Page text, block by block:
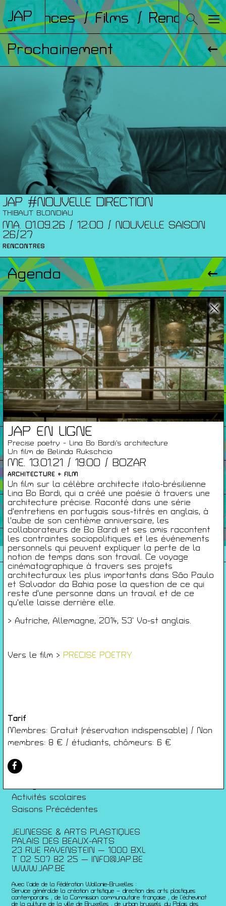
JAP EN LIGNE
Precise poetry - Lina Bo Bardi’s architecture
Un film de Belinda Rukschcio
ME. 13.01.21 / 19:00 / BOZAR
ARCHITECTURE + FILM
Un film sur la célèbre architecte italo-brésilienne
Lina Bo Bardi, qui a créé une poésie à travers une
architecture précise. Raconté dans une série
d'entretiens en portugais sous-titrés en anglais, à
l'aube de son centième anniversaire, les
collaborateurs de Bo Bardi et ses amis racontent
les contraintes sociopolitiques et les événements
personnels qui peuvent expliquer la perte de la
notion de temps dans son travail. Ce voyage
cinématographique à travers ses projets
architecturaux les plus importants dans São Paulo
et Salvador da Bahia pose la question de ce qui
reste d'une personne dans un travail et de ce
qu'elle laisse derrière elle.
> Autriche, Allemagne, 2014, 53’ Vo-st anglais.
Vers le film > PRECISE POETRY
Tarif
Membres: Gratuit (réservation indispensable) / Non
membres: 8 € / étudiants, chômeurs: 6 €
JAP / Films / Rencontres
Prochainement
JAP #NOUVELLE DIRECTION
THIBAUT BLONDIAU
MA. 01.09.26 / 12:00 / NOUVELLE SAISON
26/27
RENCONTRES
Agenda
Expositions
Éditions
Artists Print
Podcasts
À Propos
Infos Pratiques
Cartes De Membre
Saisons Précédentes
À propos
Infos pratiques
Carte de membres
Mentions légales
Architecture + Film
Expositions
Artists Print
Activités scolaires
Saisons Précédentes
JEUNESSE & ARTS PLASTIQUES
PALAIS DES BEAUX-ARTS
23 RUE RAVENSTEIN — 1000 BXL
T 02 507 82 25 —
INFO@JAP.BE
WWW.JAP.BE
Avec l’aide de la Fédération Wallonie-Bruxelles :
Service généralde la création artistique – direction des arts plastiques
contemporains ; de la Commission communautaire française ; de l’échevinat
de la culture de la ville de Bruxelles ; de urban brussels ;du Palais des